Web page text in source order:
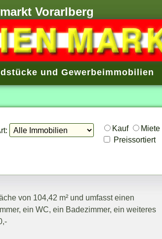
Vorarlberg
und Gewerbeimmobilien
Kauf
Miete
Preissortiert
von 104,42 m² und umfasst einen
ein WC, ein Badezimmer, ein weiteres